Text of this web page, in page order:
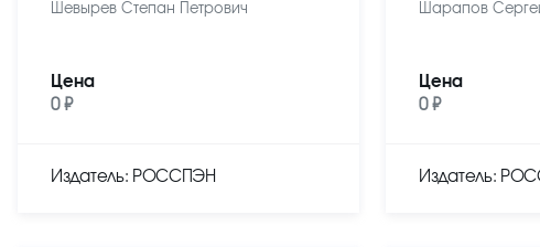
Шевырев Степан Петрович
Цена
0 ₽
Издатель: РОССПЭН
Шарапов
Цена
0 ₽
Издатель: